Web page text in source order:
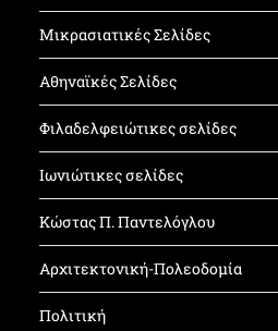
Μικρασιατικές Σελίδες
Αθηναϊκές Σελίδες
Φιλαδελφειώτικες σελίδες
Ιωνιώτικες σελίδες
Κώστας Π. Παντελόγλου
Αρχιτεκτονική-Πολεοδομία
Πολιτική